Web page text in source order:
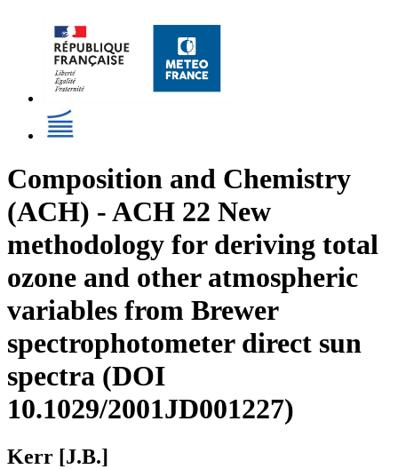
Composition and Chemistry
(ACH) - ACH 22 New
methodology for deriving total
ozone and other atmospheric
variables from Brewer
spectrophotometer direct sun
spectra (DOI
10.1029/2001JD001227)
Kerr [J.B.]